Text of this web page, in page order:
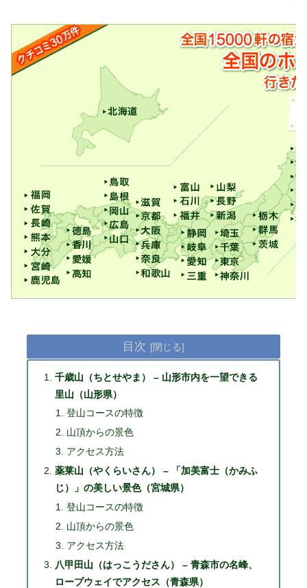
目次
千歳山（ちとせやま） – 山形市内を一望できる
里山（山形県）
登山コースの特徴
山頂からの景色
アクセス方法
薬莱山（やくらいさん） – 「加美富士（かみふ
じ）」の美しい景色（宮城県）
登山コースの特徴
山頂からの景色
アクセス方法
八甲田山（はっこうださん） – 青森市の名峰、
ロープウェイでアクセス（青森県）